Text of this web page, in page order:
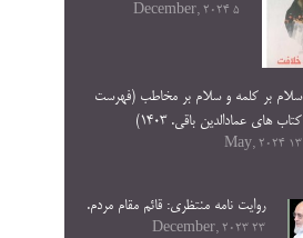
5 December, 2024
سلام بر کلمه و سلام بر مخاطب (فهرست
کتاب های عمادالدین باقی. ۱۴۰۳)
13 May, 2024
روایت نامه منتظری: قائم مقام مردم.
23 December, 2023